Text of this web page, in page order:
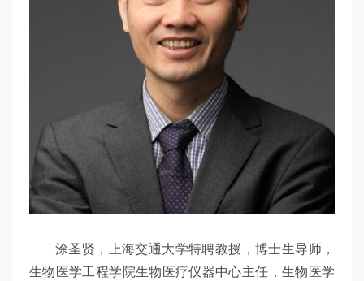
涂圣贤，上海交通大学特聘教授，博士生导师，
生物医学工程学院生物医疗仪器中心主任，生物医学